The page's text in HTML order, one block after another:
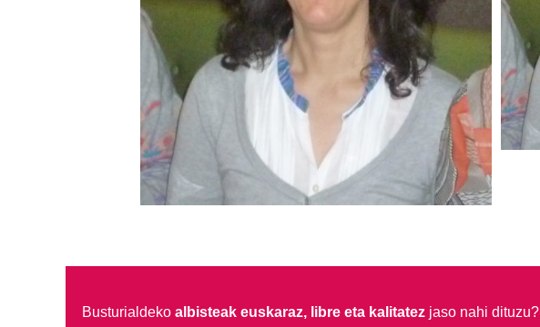
Busturialdeko albisteak euskaraz, libre eta kalitatezjaso nahi dituzu?